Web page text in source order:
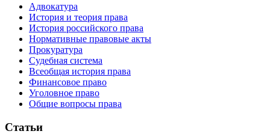
Адвокатура
История и теория права
История российского права
Нормативные правовые акты
Прокуратура
Судебная система
Всеобщая история права
Финансовое право
Уголовное право
Общие вопросы права
Статьи